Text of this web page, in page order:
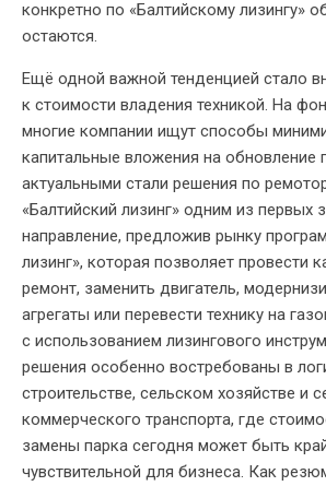
конкретно по «Балтийскому лизингу»
остаются.
Ещё одной важной тенденцией стало
к стоимости владения техникой. На
многие компании ищут способы
капитальные вложения на обновление
актуальными стали решения по
«Балтийский лизинг» одним из первых
направление, предложив рынку
лизинг», которая позволяет провести
ремонт, заменить двигатель,
агрегаты или перевести технику на
с использованием лизингового
решения особенно востребованы в
строительстве, сельском хозяйстве и
коммерческого транспорта, где
замены парка сегодня может быть
чувствительной для бизнеса. Как